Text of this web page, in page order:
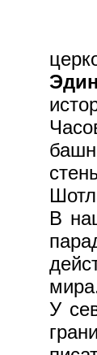
В
У